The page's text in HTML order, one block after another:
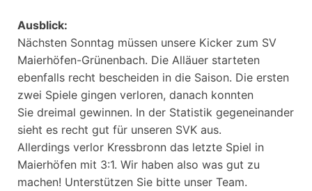
Ausblick:
Nächsten Sonntag müssen unsere Kicker zum SV
Maierhöfen-Grünenbach. Die Alläuer starteten
ebenfalls recht bescheiden in die Saison. Die ersten
zwei Spiele gingen verloren, danach konnten
Sie dreimal gewinnen. In der Statistik gegeneinander
sieht es recht gut für unseren SVK aus.
Allerdings verlor Kressbronn das letzte Spiel in
Maierhöfen mit 3:1. Wir haben also was gut zu
machen! Unterstützen Sie bitte unser Team.